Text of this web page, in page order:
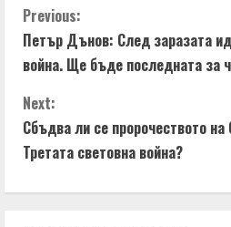
C
o
n
t
Previous:
Петър Дънов: След заразата
война. Ще бъде последната за
Next:
Сбъдва ли се пророчеството на
Третата световна война?